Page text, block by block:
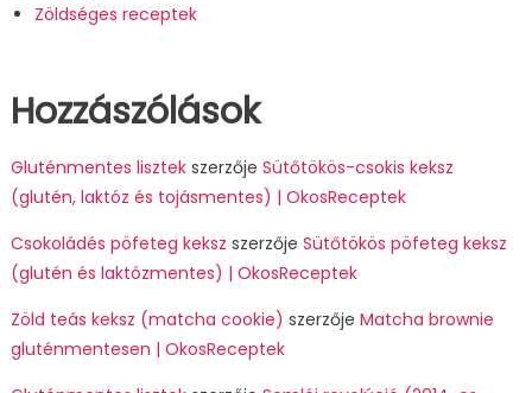
Zöldséges receptek
Hozzászólások
Gluténmentes lisztekszerzője Sütőtökös-csokis keksz
(glutén, laktóz és tojásmentes) | OkosReceptek
Csokoládés pöfeteg keksz szerzője Sütőtökös pöfeteg keksz
(glutén és laktózmentes) | OkosReceptek
Zöld teás keksz (matcha cookie) szerzője Matcha brownie
gluténmentesen | OkosReceptek